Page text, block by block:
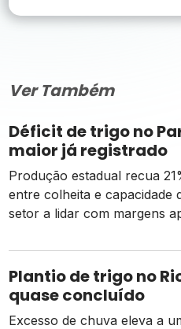
Ver Também
Déficit de trigo no
maior já registrado
Produção estadual recua
entre colheita e capacidade
setor a lidar com margens
Plantio de trigo no
quase concluído
Excesso de chuva eleva a